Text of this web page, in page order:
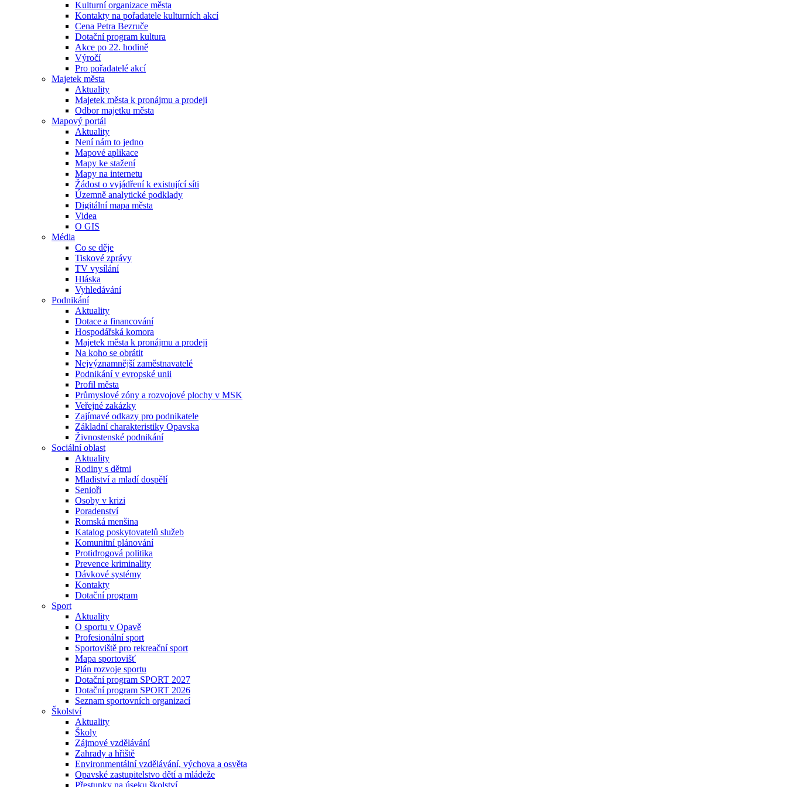
Kulturní organizace města
Kontakty na pořadatele kulturních akcí
Cena Petra Bezruče
Dotační program kultura
Akce po 22. hodině
Výročí
Pro pořadatelé akcí
Majetek města
Aktuality
Majetek města k pronájmu a prodeji
Odbor majetku města
Mapový portál
Aktuality
Není nám to jedno
Mapové aplikace
Mapy ke stažení
Mapy na internetu
Žádost o vyjádření k existující síti
Územně analytické podklady
Digitální mapa města
Videa
O GIS
Média
Co se děje
Tiskové zprávy
TV vysílání
Hláska
Vyhledávání
Podnikání
Aktuality
Dotace a financování
Hospodářská komora
Majetek města k pronájmu a prodeji
Na koho se obrátit
Nejvýznamnější zaměstnavatelé
Podnikání v evropské unii
Profil města
Průmyslové zóny a rozvojové plochy v MSK
Veřejné zakázky
Zajímavé odkazy pro podnikatele
Základní charakteristiky Opavska
Živnostenské podnikání
Sociální oblast
Aktuality
Rodiny s dětmi
Mladiství a mladí dospělí
Senioři
Osoby v krizi
Poradenství
Romská menšina
Katalog poskytovatelů služeb
Komunitní plánování
Protidrogová politika
Prevence kriminality
Dávkové systémy
Kontakty
Dotační program
Sport
Aktuality
O sportu v Opavě
Profesionální sport
Sportoviště pro rekreační sport
Mapa sportovišť
Plán rozvoje sportu
Dotační program SPORT 2027
Dotační program SPORT 2026
Seznam sportovních organizací
Školství
Aktuality
Školy
Zájmové vzdělávání
Zahrady a hřiště
Environmentální vzdělávání, výchova a osvěta
Opavské zastupitelstvo dětí a mládeže